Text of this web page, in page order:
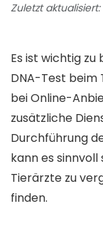
Zuletzt aktualisiert:
Es ist wichtig
DNA-Test beim
bei Online-
zusätzliche
Durchführung
kann es sinnvoll
Tierärzte zu
finden.